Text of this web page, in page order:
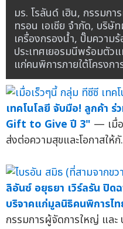
มร. โรลันด์ เฮิน, กรรมก
ทรอน เอเชีย จำกัด, บริษั
เครื่องกรองน้ำ, ปั๊มความ
ประเทศเยอรมนีพร้อมตัว
แก่คนพิการภายใต้โครงกา
เทคโนโลยี จับมือ! ลูกค้า
Gift to Give ปี 3" — เมื่อ
ส่งต่อความสุขและโอกาสให้กั
ลิอันซ์ อยุธยา เวิร์ลรัน ปิ
บริจาคแก่มูลนิธิคนพิการไ
กรรมการผู้จัดการใหญ่ และ